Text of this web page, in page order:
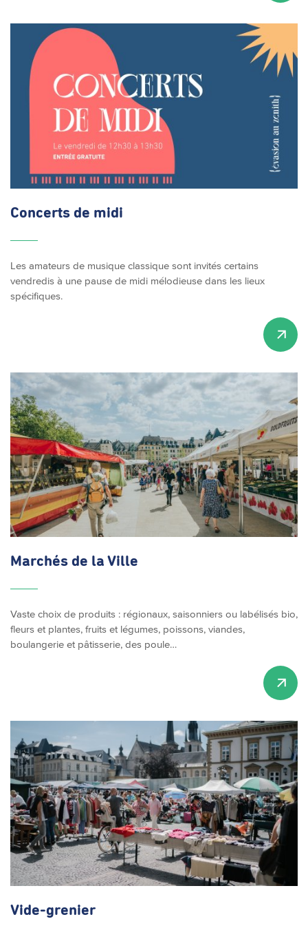
Concerts de midi
Les amateurs de musique classique sont invités certains
vendredis à une pause de midi mélodieuse dans les lieux
spécifiques.
Marchés de la Ville
Vaste choix de produits : régionaux, saisonniers ou labélisés bio,
fleurs et plantes, fruits et légumes, poissons, viandes,
boulangerie et pâtisserie, des poule…
Vide-grenier